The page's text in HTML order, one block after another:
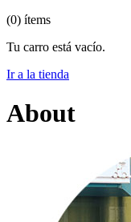
(0) ítems
Tu carro está vacío.
Ir a la tienda
About